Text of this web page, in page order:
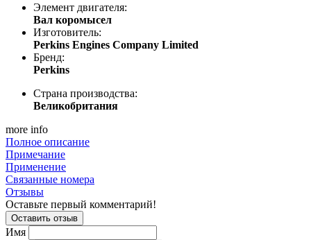
Элемент двигателя:
Вал коромысел
Изготовитель:
Perkins Engines Company Limited
Бренд:
Perkins
Страна производства:
Великобритания
more info
Полное описание
Примечание
Применение
Связанные номера
Отзывы
Оставьте первый комментарий!
Оставить отзыв
Имя